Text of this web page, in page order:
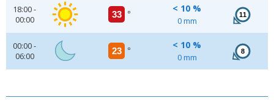
18:00 -
00:00
33 °
< 10 %
0 mm
11
00:00 -
06:00
23 °
< 10 %
0 mm
8